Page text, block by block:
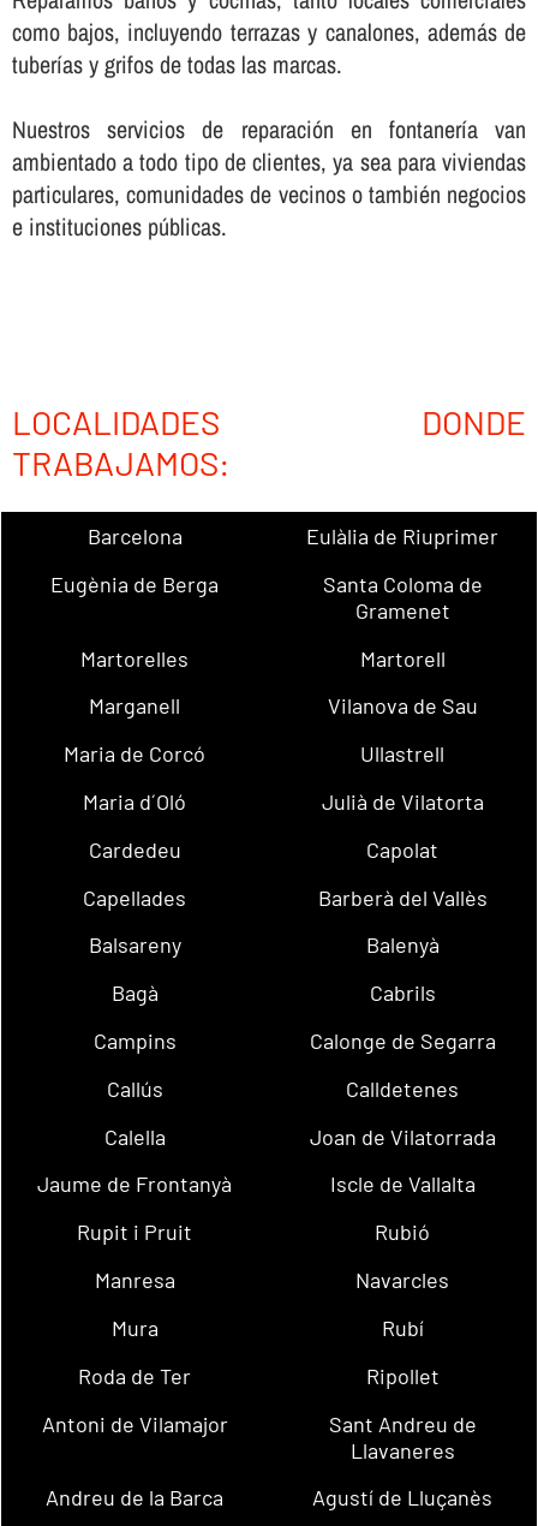
como bajos, incluyendo terrazas y canalones, además de
tuberí­as y grifos de todas las marcas.
Nuestros servicios de reparación en fontanerí­a van
ambientado a todo tipo de clientes, ya sea para viviendas
particulares, comunidades de vecinos o también negocios
e instituciones públicas.
LOCALIDADES DONDE
TRABAJAMOS:
Barcelona
Eulàlia de Riuprimer
Eugènia de Berga
Santa Coloma de
Gramenet
Martorelles
Martorell
Marganell
Vilanova de Sau
Maria de Corcó
Ullastrell
Maria d´Oló
Julià de Vilatorta
Cardedeu
Capolat
Capellades
Barberà del Vallès
Balsareny
Balenyà
Bagà
Cabrils
Campins
Calonge de Segarra
Callús
Calldetenes
Calella
Joan de Vilatorrada
Jaume de Frontanyà
Iscle de Vallalta
Rupit i Pruit
Rubió
Manresa
Navarcles
Mura
Rubí
Roda de Ter
Ripollet
Antoni de Vilamajor
Sant Andreu de
Llavaneres
Andreu de la Barca
Agustí de Lluçanès